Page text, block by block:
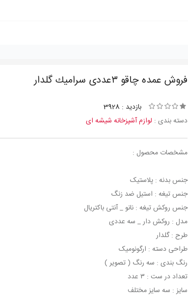
فروش عمده چاقو ٣عددی سراميك گلدار
بازدید : 3928
دسته بندی : لوازم آشپزخانه شیشه ای
مشخصات محصول :
جنس بدنه : پلاستیک
جنس تیغه : استیل ضد زنگ
جنس روکش تیغه : نانو _ آنتی باکتریال
مدل : روکش دار _ سه عددی
طرح : گلدار
طراحی دسته : ارگونومیک
رنگ بندی : سه رنگ ( تصویر )
تعداد در ست : ۳ عدد
سایز : سه سایز مختلف